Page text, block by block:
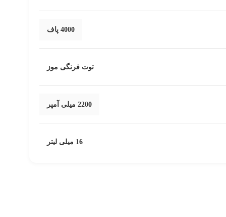
4000 پاف
توت فرنگی موز
2200 میلی آمپر
16 میلی لیتر